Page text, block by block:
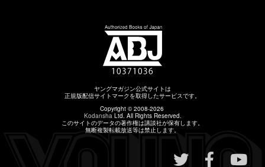
ヤングマガジン公式サイトは
正規版配信サイトマークを取得したサービスです。
Copyright © 2008-2026
Kodansha Ltd. All Rights Reserved.
このサイトのデータの著作権は講談社が保有します。
無断複製転載放送等は禁止します。